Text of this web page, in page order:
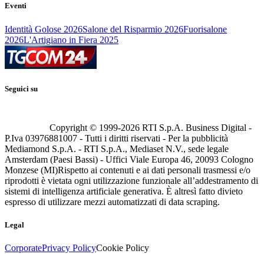
Eventi
Identità Golose 2026Salone del Risparmio 2026Fuorisalone
2026L'Artigiano in Fiera 2025
Seguici su
Copyright © 1999-2026 RTI S.p.A. Business Digital -
P.Iva 03976881007 - Tutti i diritti riservati - Per la pubblicità
Mediamond S.p.A. - RTI S.p.A., Mediaset N.V., sede legale
Amsterdam (Paesi Bassi) - Uffici Viale Europa 46, 20093 Cologno
Monzese (MI)Rispetto ai contenuti e ai dati personali trasmessi e/o
riprodotti è vietata ogni utilizzazione funzionale all’addestramento di
sistemi di intelligenza artificiale generativa. È altresì fatto divieto
espresso di utilizzare mezzi automatizzati di data scraping.
Legal
CorporatePrivacy PolicyCookie Policy